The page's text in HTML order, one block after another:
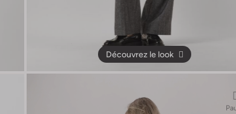
Découvrez le look